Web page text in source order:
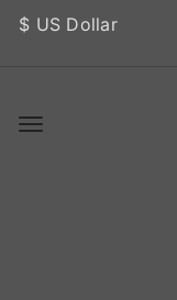
$ US Dollar